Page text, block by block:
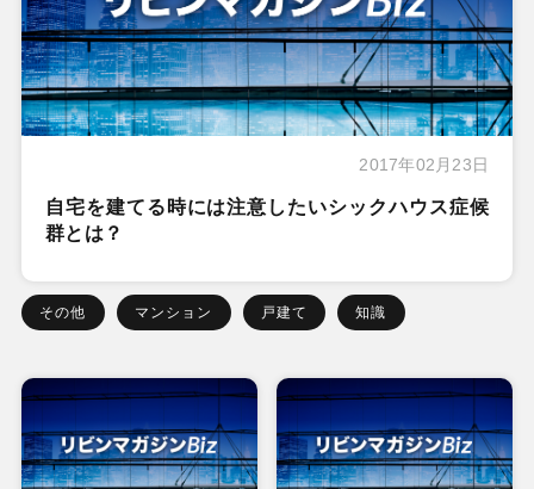
2017年02月23日
自宅を建てる時には注意したいシックハウス症候
群とは？
その他 マンション 戸建て 知識